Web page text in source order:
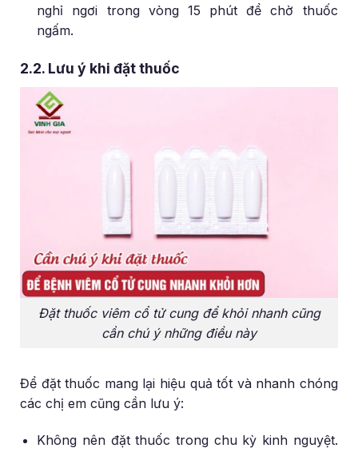
nghỉ ngơi trong vòng 15 phút để chờ thuốc
ngấm.
2.2. Lưu ý khi đặt thuốc
Đặt thuốc viêm cổ tử cung để khỏi nhanh cũng
cần chú ý những điều này
Để đặt thuốc mang lại hiệu quả tốt và nhanh chóng
các chị em cũng cần lưu ý:
Không nên đặt thuốc trong chu kỳ kinh nguyệt.